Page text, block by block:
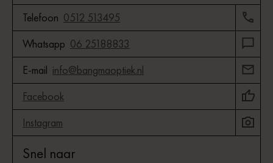
Telefoon 0512 513495
Whatsapp 06 25188833
E-mail info@bangmaoptiek.nl
Facebook
Instagram
Snel naar